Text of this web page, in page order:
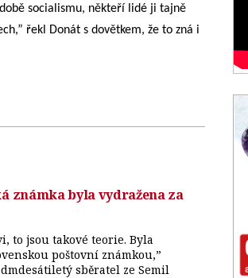
socialismu, někteří lidé ji tajně
řekl Donát s dovětkem, že to zná i
známka byla vydražena za
to jsou takové teorie. Byla
poštovní známkou,”
sběratel ze Semil